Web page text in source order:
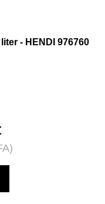
- HENDI 976760